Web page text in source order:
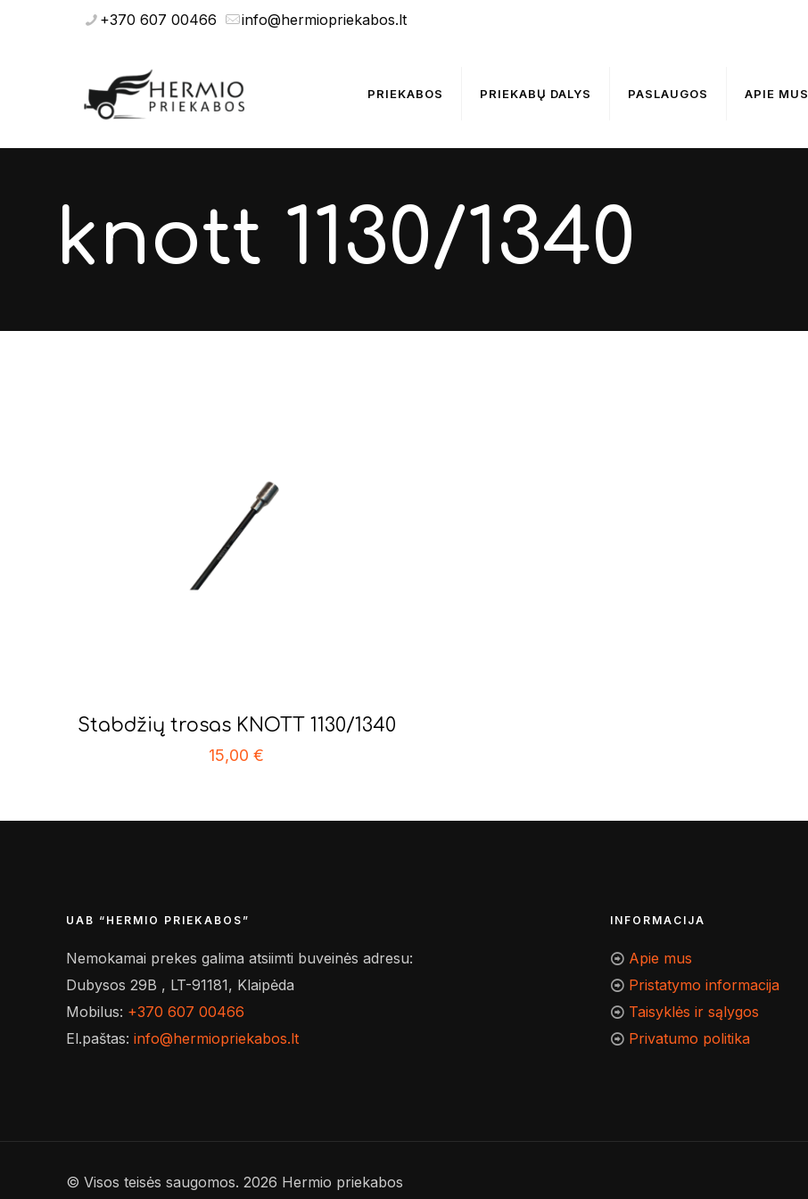
+370 607 00466 info@hermiopriekabos.lt
PRIEKABOS PRIEKABŲ DALYS PASLAUGOS APIE MUS
knott 1130/1340
Stabdžių trosas KNOTT 1130/1340
15,00€
UAB “HERMIO PRIEKABOS”
Nemokamai prekes galima atsiimti buveinės adresu:
Dubysos 29B , LT-91181, Klaipėda
Mobilus: +370 607 00466
El.paštas: info@hermiopriekabos.lt
INFORMACIJA
Apie mus
Pristatymo informacija
Taisyklės ir sąlygos
Privatumo politika
© Visos teisės saugomos. 2026 Hermio priekabos